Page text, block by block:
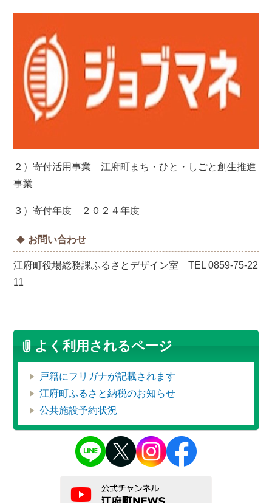
２）寄付活用事業 江府町まち・ひと・しごと創生推進
事業
３）寄付年度 ２０２４年度
お問い合わせ
江府町役場総務課ふるさとデザイン室 TEL 0859-75-22
11
よく利用されるページ
戸籍にフリガナが記載されます
江府町ふるさと納税のお知らせ
公共施設予約状況